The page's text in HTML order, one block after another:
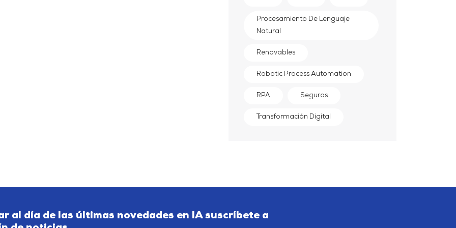
Procesamiento De Lenguaje
Natural
Renovables
Robotic Process Automation
RPA Seguros
Transformación Digital
al día de las últimas novedades en IA suscríbete a